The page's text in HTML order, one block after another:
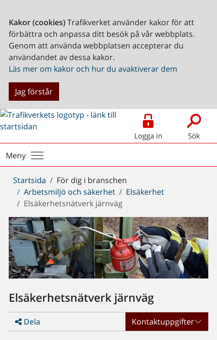
Kakor (cookies)Trafikverket använder kakor för att
förbättra och anpassa ditt besök på vår webbplats.
Genom att använda webbplatsen accepterar du
användandet av dessa kakor.
Läs mer om kakor och hur du avaktiverar dem
Jag förstår
Logga in Sök
Meny
Du
är
här:
Startsida
För dig i branschen
Arbetsmiljö och säkerhet
Elsäkerhet
Elsäkerhetsnätverk järnväg
Elsäkerhetsnätverk järnväg
Dela Kontaktuppgifter